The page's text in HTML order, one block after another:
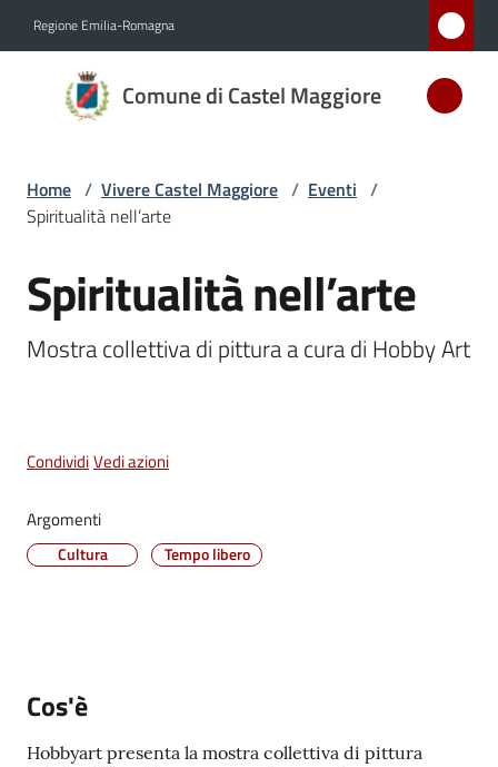
Regione Emilia-Romagna
Comune di Castel Maggiore
Comune
di Castel
D'ARGENTO
AL MERITO
Amministrazione
Servizi
Vivere
Castel
Amministrazione
Trasparente
Home / Vivere Castel Maggiore / Eventi /
Spiritualità nell’arte
Salta al contenuto
Spiritualità nell’arte
Mostra collettiva di pittura a cura di Hobby Art
CondividiVedi azioni
Argomenti
Cultura Tempo libero
Cos'è
Hobbyart presenta la mostra collettiva di pittura